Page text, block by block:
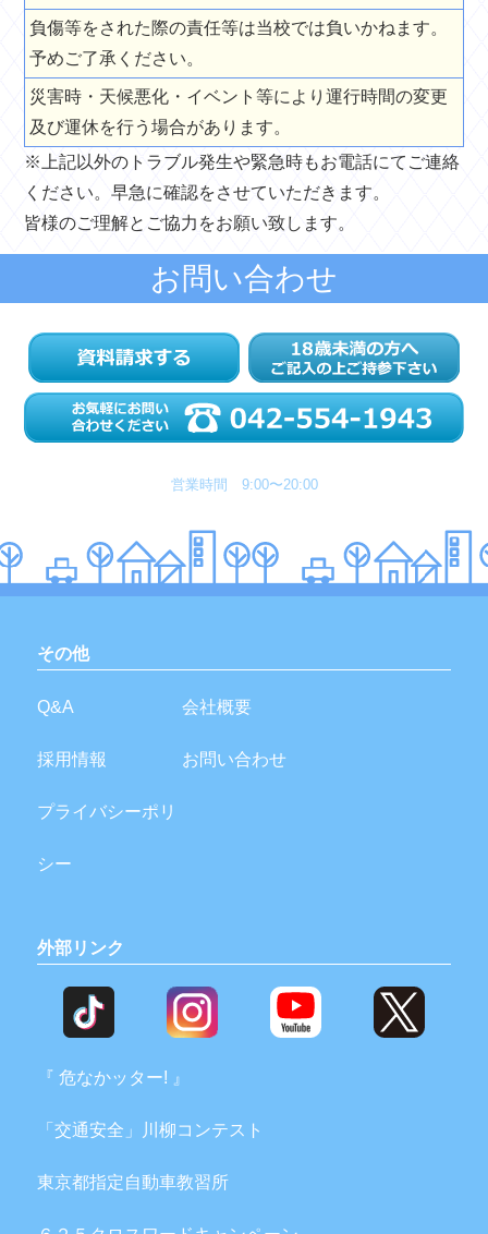
負傷等をされた際の責任等は当校では負いかねます。
予めご了承ください。
災害時・天候悪化・イベント等により運行時間の変更
及び運休を行う場合があります。
※上記以外のトラブル発生や緊急時もお電話にてご連絡
ください。早急に確認をさせていただきます。
皆様のご理解とご協力をお願い致します。
お問い合わせ
営業時間 9:00〜20:00
その他
Q&A 会社概要
採用情報 お問い合わせ
プライバシーポリ
シー
外部リンク
『 危なかッター! 』
「交通安全」川柳コンテスト
東京都指定自動車教習所